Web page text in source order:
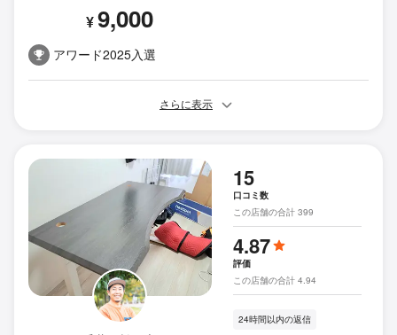
¥9,000
アワード2025入選
さらに表示
15
口コミ数
この店舗の合計 399
4.87
評価
この店舗の合計 4.94
24時間以内の返信